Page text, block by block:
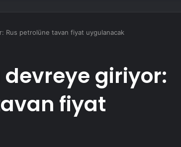
Rus petrolüne tavan fiyat uygulanacak
devreye giriyor:
fiyat